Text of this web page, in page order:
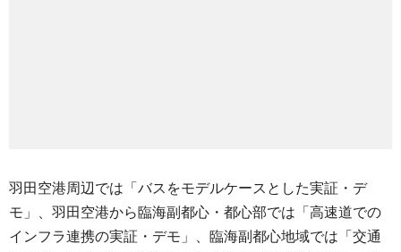
羽田空港周辺では「バスをモデルケースとした実証・デ
モ」、羽田空港から臨海副都心・都心部では「高速道での
インフラ連携の実証・デモ」、臨海副都心地域では「交通